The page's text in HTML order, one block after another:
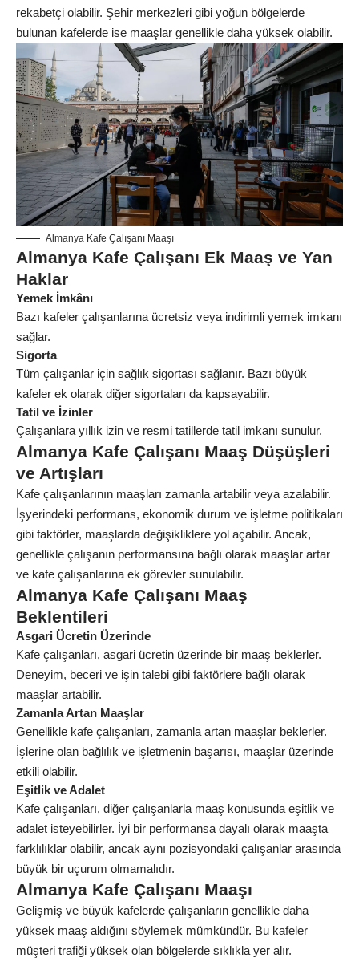
rekabetçi olabilir. Şehir merkezleri gibi yoğun bölgelerde
bulunan kafelerde ise maaşlar genellikle daha yüksek olabilir.
Almanya Kafe Çalışanı Maaşı
Almanya Kafe Çalışanı Ek Maaş ve Yan
Haklar
Yemek İmkânı
Bazı kafeler çalışanlarına ücretsiz veya indirimli yemek imkanı
sağlar.
Sigorta
Tüm çalışanlar için sağlık sigortası sağlanır. Bazı büyük
kafeler ek olarak diğer sigortaları da kapsayabilir.
Tatil ve İzinler
Çalışanlara yıllık izin ve resmi tatillerde tatil imkanı sunulur.
Almanya Kafe Çalışanı Maaş Düşüşleri
ve Artışları
Kafe çalışanlarının maaşları zamanla artabilir veya azalabilir.
İşyerindeki performans, ekonomik durum ve işletme politikaları
gibi faktörler, maaşlarda değişikliklere yol açabilir. Ancak,
genellikle çalışanın performansına bağlı olarak maaşlar artar
ve kafe çalışanlarına ek görevler sunulabilir.
Almanya Kafe Çalışanı Maaş
Beklentileri
Asgari Ücretin Üzerinde
Kafe çalışanları, asgari ücretin üzerinde bir maaş beklerler.
Deneyim, beceri ve işin talebi gibi faktörlere bağlı olarak
maaşlar artabilir.
Zamanla Artan Maaşlar
Genellikle kafe çalışanları, zamanla artan maaşlar beklerler.
İşlerine olan bağlılık ve işletmenin başarısı, maaşlar üzerinde
etkili olabilir.
Eşitlik ve Adalet
Kafe çalışanları, diğer çalışanlarla maaş konusunda eşitlik ve
adalet isteyebilirler. İyi bir performansa dayalı olarak maaşta
farklılıklar olabilir, ancak aynı pozisyondaki çalışanlar arasında
büyük bir uçurum olmamalıdır.
Almanya Kafe Çalışanı Maaşı
Gelişmiş ve büyük kafelerde çalışanların genellikle daha
yüksek maaş aldığını söylemek mümkündür. Bu kafeler
müşteri trafiği yüksek olan bölgelerde sıklıkla yer alır.